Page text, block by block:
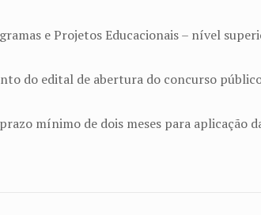
e Projetos Educacionais – nível
do edital de abertura do concurso
mínimo de dois meses para aplicação